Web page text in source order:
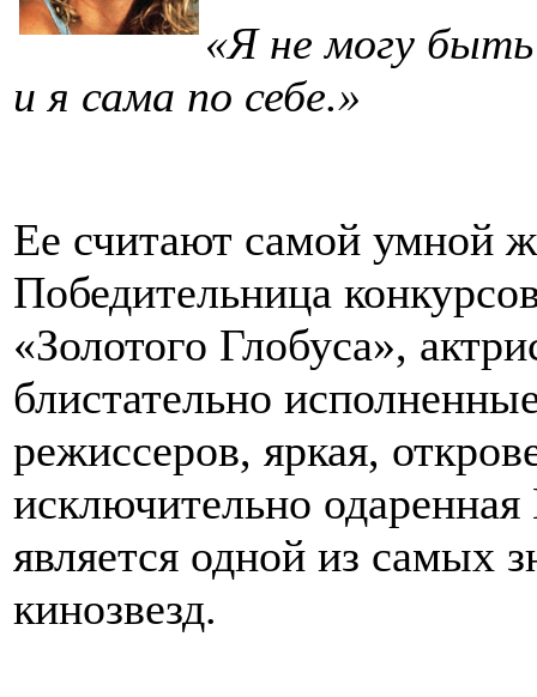
«Я не могу
и я сама по себе.»
Ее считают самой умной
Победительница
«Золотого Глобуса»,
блистательно
режиссеров, яркая,
исключительно
является одной из самых
кинозвезд.